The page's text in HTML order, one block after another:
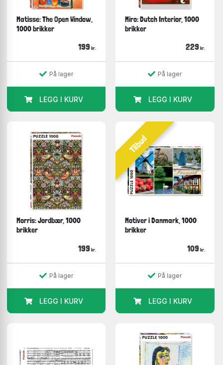
Matisse: The Open Window,
1000 brikker
199 kr.
På lager
LEGG I KURV
Miro: Dutch Interior, 1000
brikker
229 kr.
På lager
LEGG I KURV
Morris: Jordbær, 1000
brikker
199 kr.
På lager
LEGG I KURV
Tilbud
Motiver i Danmark, 1000
brikker
109 kr.
På lager
LEGG I KURV